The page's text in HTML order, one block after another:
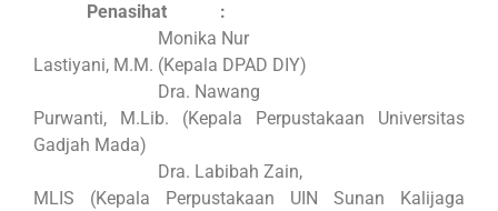
Penasihat
:
Monika Nur
Lastiyani, M.M. (Kepala DPAD DIY)
Dra. Nawang
Purwanti, M.Lib. (Kepala Perpustakaan Universitas
Gadjah Mada)
Dra. Labibah Zain,
MLIS (Kepala Perpustakaan UIN Sunan Kalijaga